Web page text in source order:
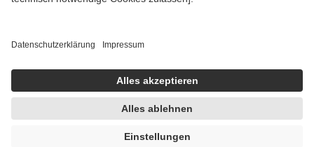
getroffen, um sicherzustellen, dass es sich um echte Bewertungen
https://help.etrusted.com/hc/de/articles/4419944605341
Einige Bilder und Inhalte wurden unter Zuhilfenahme künstlicher